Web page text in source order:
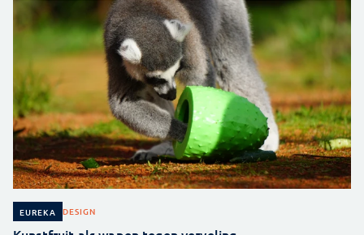
EUREKA DESIGN